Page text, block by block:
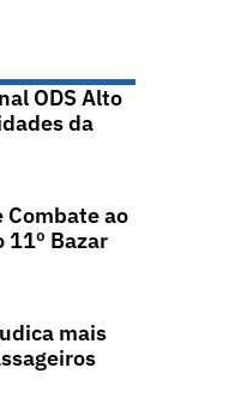
ODS Alto
da
Combate ao
11º Bazar
mais